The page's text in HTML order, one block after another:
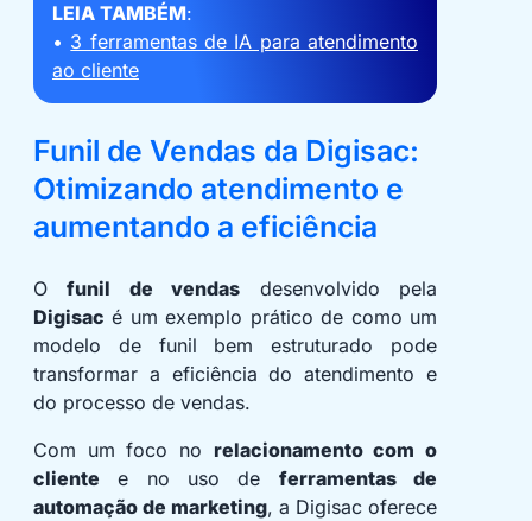
LEIA TAMBÉM:
• 3 ferramentas de IA para atendimento
ao cliente
Funil de Vendas da Digisac:
Otimizando atendimento e
aumentando a eficiência
Ofunil de vendas desenvolvido pela
Digisac é um exemplo prático de como um
modelo de funil bem estruturado pode
transformar a eficiência do atendimento e
do processo de vendas.
Com um foco no relacionamento com o
cliente e no uso de ferramentas de
automação de marketing, a Digisac oferece